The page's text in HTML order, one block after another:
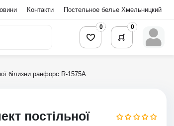
Контакти Постельное белье Хмельницкий
0 0
білизни ранфорс R-1575A
постільної